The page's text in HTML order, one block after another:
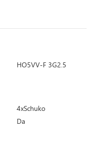
HO5VV-F 3G2.5
4xSchuko
Da